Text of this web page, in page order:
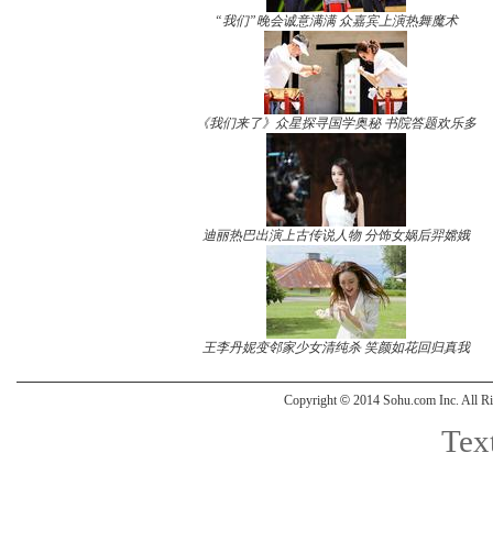
“我们”晚会诚意满满 众嘉宾上演热舞魔术
《我们来了》众星探寻国学奥秘 书院答题欢乐多
迪丽热巴出演上古传说人物 分饰女娲后羿嫦娥
王李丹妮变邻家少女清纯杀 笑颜如花回归真我
Copyright © 2014 Sohu.com Inc. All